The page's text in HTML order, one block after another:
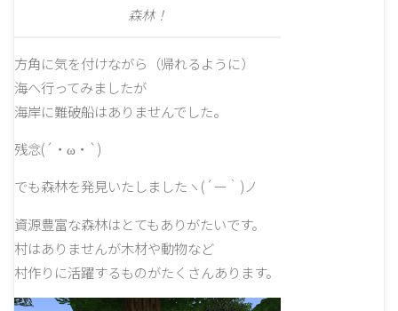
森林！
方角に気を付けながら（帰れるように）
海へ行ってみましたが
海岸に難破船はありませんでした。
残念(´・ω・`)
でも森林を発見いたしましたヽ(´ー｀)ノ
資源豊富な森林はとてもありがたいです。
村はありませんが木材や動物など
村作りに活躍するものがたくさんあります。